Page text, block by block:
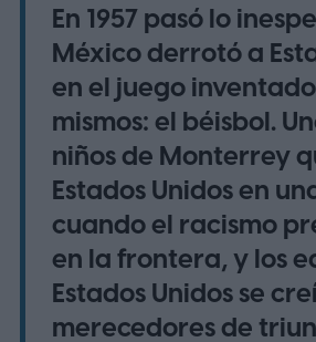
En 1957 pasó lo
México derrotó a
en el juego
mismos: el béisbol.
niños de Monterrey
Estados Unidos en
cuando el racismo
en la frontera, y los
Estados Unidos se
merecedores de